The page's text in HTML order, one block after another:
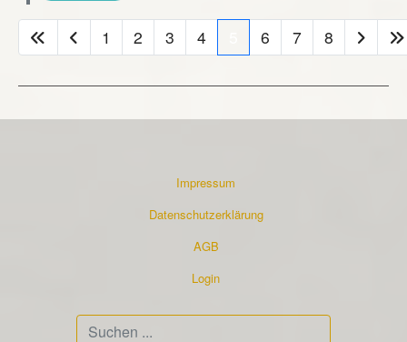
1 2 3 4 6 7 8
Impressum
Datenschutzerklärung
AGB
Login